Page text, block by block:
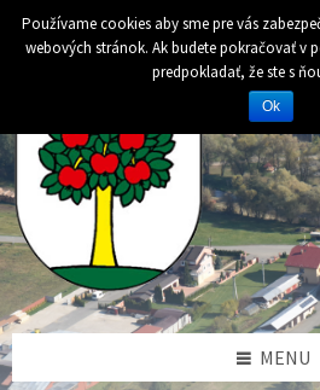
Preskočiť
obsah
Preskočiť
ľavý
Preskočiť
pravý
Preskočiť
pätičku
MENU
Používame cookies aby sme pre vás
webových stránok. Ak budete pokračovať v
predpokladať, že ste s
Ok